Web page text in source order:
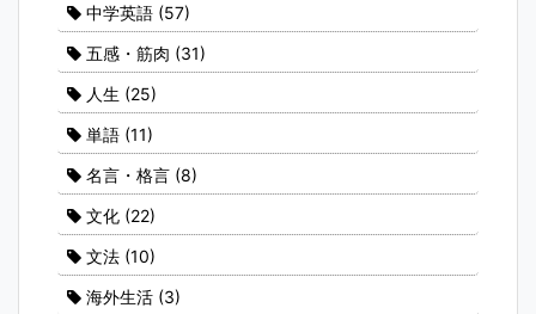
中学英語 (57)
五感・筋肉 (31)
人生 (25)
単語 (11)
名言・格言 (8)
文化 (22)
文法 (10)
海外生活 (3)